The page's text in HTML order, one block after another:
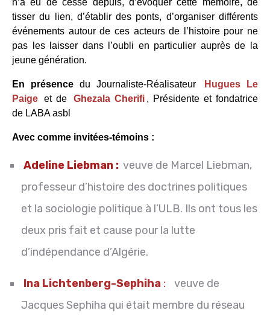
n’a eu de cesse depuis, d’évoquer cette mémoire, de
tisser du lien, d’établir des ponts, d’organiser différents
événements autour de ces acteurs de l’histoire pour ne
pas les laisser dans l’oubli en particulier auprès de la
jeune génération.
En présence du Journaliste-Réalisateur
Hugues Le
Paige et de Ghezala Cherifi , Présidente et fondatrice
de LABA asbl
Avec comme invitées-témoins :
Adeline Liebman : veuve de Marcel Liebman,
professeur d’histoire des doctrines politiques
et la sociologie politique à l’ULB. Ils ont tous les
deux pris fait et cause pour la lutte
d’indépendance d’Algérie.
Ina Lichtenberg-Sephiha :
veuve de
Jacques Sephiha qui était membre du réseau